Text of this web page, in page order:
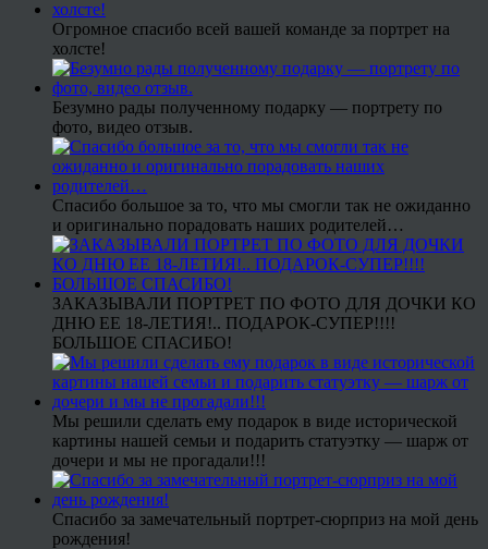
Огромное спасибо всей вашей команде за портрет на
холсте!
Безумно рады полученному подарку — портрету по
фото, видео отзыв.
Спасибо большое за то, что мы смогли так не ожиданно
и оригинально порадовать наших родителей…
ЗАКАЗЫВАЛИ ПОРТРЕТ ПО ФОТО ДЛЯ ДОЧКИ КО
ДНЮ ЕЕ 18-ЛЕТИЯ!.. ПОДАРОК-СУПЕР!!!!
БОЛЬШОЕ СПАСИБО!
Мы решили сделать ему подарок в виде исторической
картины нашей семьи и подарить статуэтку — шарж от
дочери и мы не прогадали!!!
Спасибо за замечательный портрет-сюрприз на мой день
рождения!